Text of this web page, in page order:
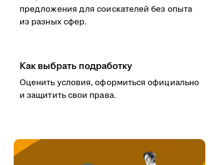
предложения для соискателей без опыта
из разных сфер.
Как выбрать подработку
Оценить условия, оформиться официально
и защитить свои права.